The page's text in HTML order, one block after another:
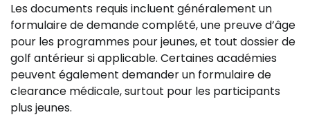
Les documents requis incluent généralement un
formulaire de demande complété, une preuve d’âge
pour les programmes pour jeunes, et tout dossier de
golf antérieur si applicable. Certaines académies
peuvent également demander un formulaire de
clearance médicale, surtout pour les participants
plus jeunes.